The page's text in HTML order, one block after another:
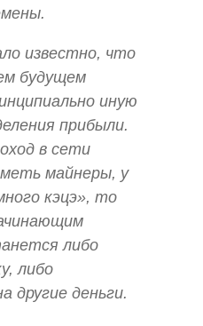
известно, что
будущем
иную
прибыли.
в сети
майнеры, у
кэцэ», то
либо
либо
другие деньги.